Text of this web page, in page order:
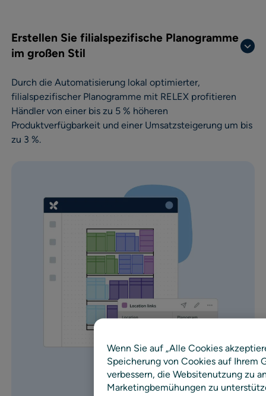
Erstellen Sie filialspezifische Planogramme
im großen Stil
Durch die Automatisierung lokal optimierter,
filialspezifischer Planogramme mit RELEX profitieren
Händler von einer bis zu 5 % höheren
Produktverfügbarkeit und einer Umsatzsteigerung um bis
zu 3 %.
Wenn Sie auf „Alle Cookies
Speicherung von Cookies auf Ihrem
verbessern, die Websitenutzung zu
Marketingbemühungen zu